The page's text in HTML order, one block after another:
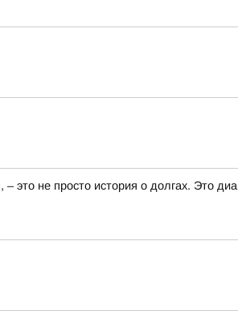
не просто история о долгах. Это